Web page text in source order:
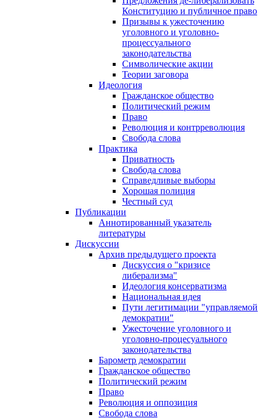
Конституцию и публичное право
Призывы к ужесточению
уголовного и уголовно-
процессуального
законодательства
Символические акции
Теории заговора
Идеология
Гражданское общество
Политический режим
Право
Революция и контрреволюция
Свобода слова
Практика
Приватность
Свобода слова
Справедливые выборы
Хорошая полиция
Честный суд
Публикации
Аннотированный указатель
литературы
Дискуссии
Архив предыдущего проекта
Дискуссия о "кризисе
либерализма"
Идеология консерватизма
Национальная идея
Пути легитимации "управляемой
демократии"
Ужесточение уголовного и
уголовно-процесуального
законодательства
Барометр демократии
Гражданское общество
Политический режим
Право
Революция и оппозиция
Свобода слова